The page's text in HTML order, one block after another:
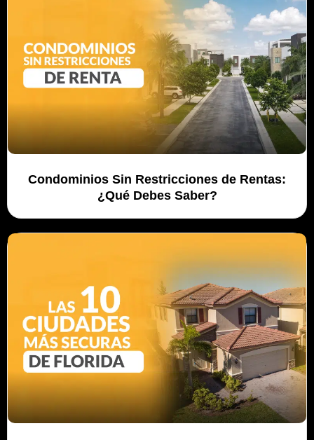
Condominios Sin Restricciones de Rentas:
¿Qué Debes Saber?